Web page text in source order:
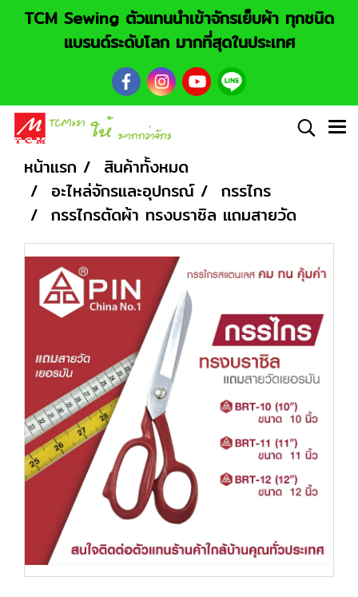
TCM Sewing ตัวแทนนำเข้าจักรเย็บผ้า ทุกชนิด
แบรนด์ระดับโลก มากที่สุดในประเทศ
หน้าแรก
สินค้าทั้งหมด
อะไหล่จักรและอุปกรณ์
กรรไกร
กรรไกรตัดผ้า ทรงบราซิล แถมสายวัด